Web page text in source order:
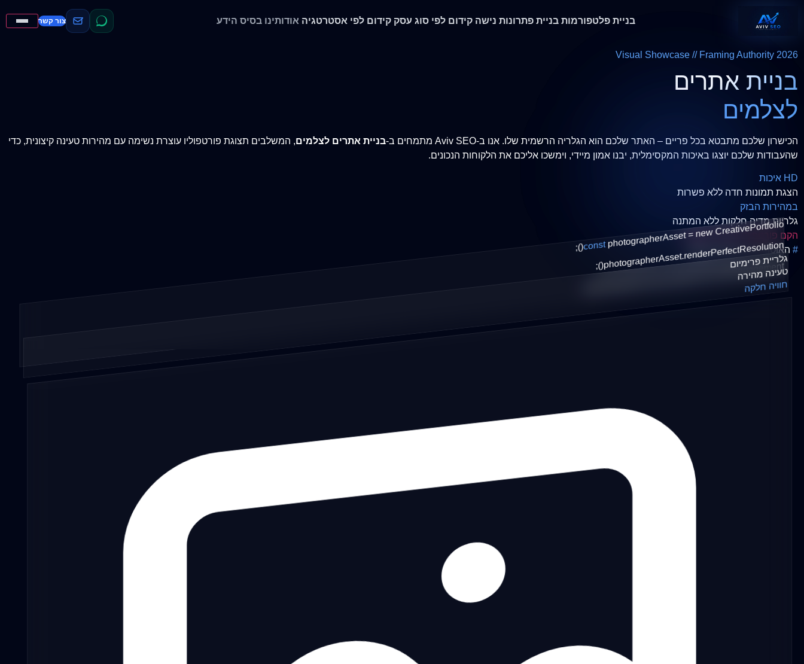
בניית פלטפורמות בניית פתרונות נישה קידום לפי סוג עסק קידום לפי אסטרטגיה אודותינו בסיס הידע צור קשר
Visual Showcase // Framing Authority 2026
בניית אתרים
לצלמים
הכישרון שלכם מתבטא בכל פריים – האתר שלכם הוא הגלריה הרשמית שלו. אנו ב-Aviv SEO מתמחים ב- בניית אתרים לצלמים, המשלבים תצוגת פורטפוליו עוצרת נשימה עם מהירות טעינה קיצונית, כדי
שהעבודות שלכם יוצגו באיכות המקסימלית, יבנו אמון מיידי, וימשכו אליכם את הלקוחות הנכונים.
HD איכות
הצגת תמונות חדה ללא פשרות
במהירות הבזק
גלריות מדיה חלקות ללא המתנה
הקם פורטפוליו יוקרתי לסטודיו
# האוטוריטה החזותית שלכם constphotographerAsset =
new CreativePortfolio
()
;
photographerAsset.renderPerfectResolution
(); optimizeVisualEngagement
גלריית פרימיום
טעינה מהירה
חוויה חלקה